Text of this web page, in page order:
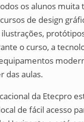
os alunos
de design
o curso, a
das aulas.
da Etecpro
de fácil acesso